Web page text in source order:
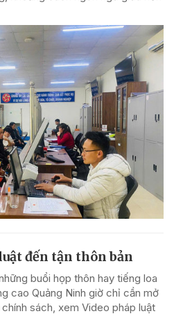
đến tận thôn bản
buổi họp thôn hay tiếng loa
cao Quảng Ninh giờ chỉ cần mở
sách, xem Video pháp luật